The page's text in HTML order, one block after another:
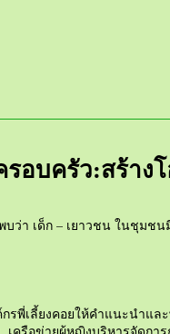
บครัว:สร้าง
า เด็ก – เยาวชน ในชุมช
รพี่เลี้ยงคอยให้คำแนะนำแ